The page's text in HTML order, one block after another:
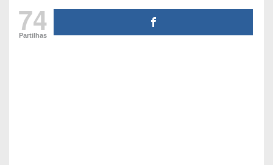
74
Partilhas